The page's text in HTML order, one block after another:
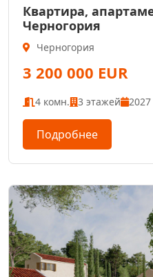
Квартира,
Черногория
Черногория
3 200 000 EUR
4 комн. 3 этажей 2027
Подробнее